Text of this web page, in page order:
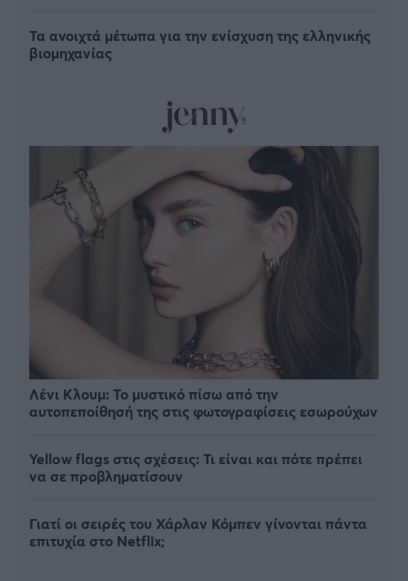
Τα ανοιχτά μέτωπα για την ενίσχυση της ελληνικής
βιομηχανίας
Λένι Κλουμ: Το μυστικό πίσω από την
αυτοπεποίθησή της στις φωτογραφίσεις εσωρούχων
Yellow flags στις σχέσεις: Τι είναι και πότε πρέπει
να σε προβληματίσουν
Γιατί οι σειρές του Χάρλαν Κόμπεν γίνονται πάντα
επιτυχία στο Netflix;